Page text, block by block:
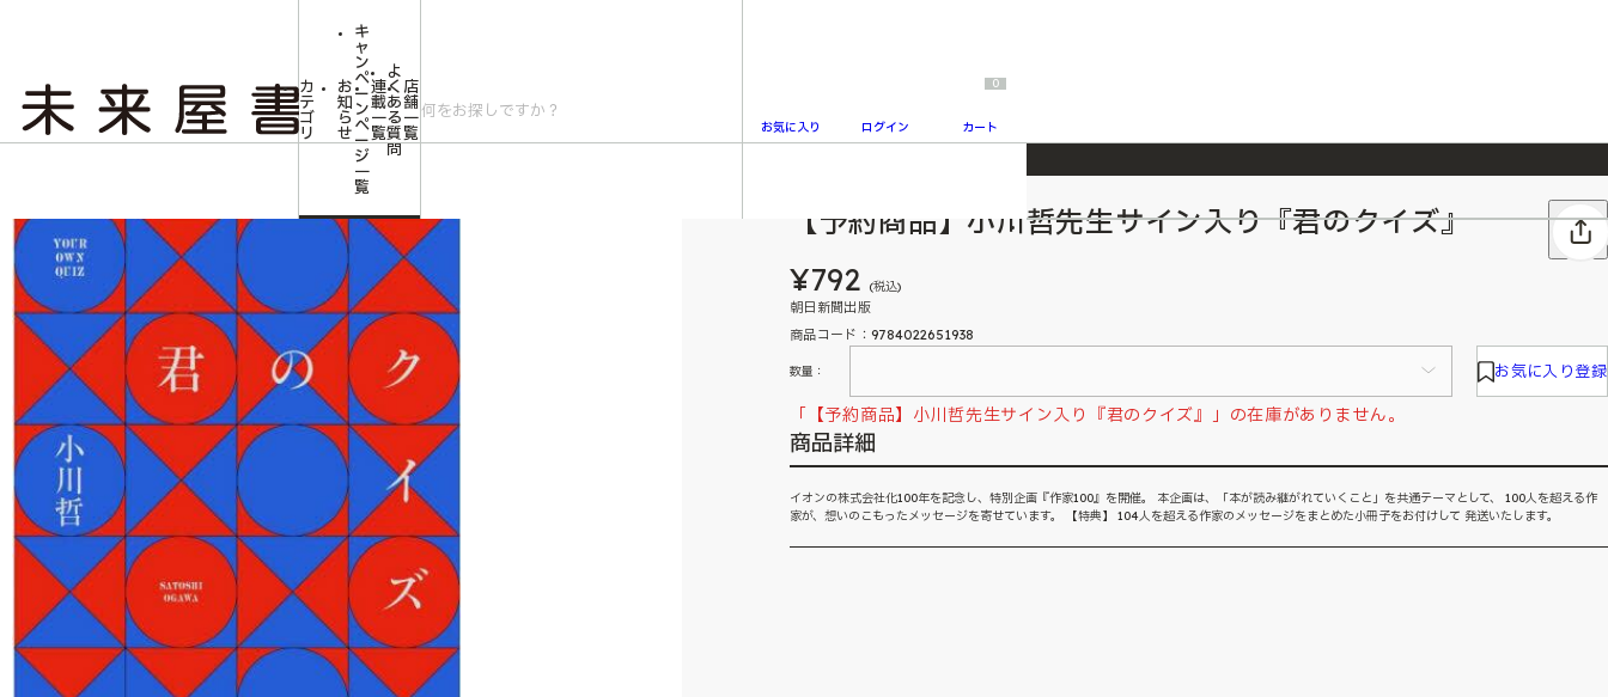
2026/7/23 『ONE PIECE magazine 021 ONE PIECEカード付き同梱版』発売延期のご案内
カ
テ
ゴ
リ
お
知
ら
せ
キ
ャ
ン
ペ
ー
ン
ペ
ー
ジ
一
覧
連
載
一
覧
よ
く
あ
る
質
問
店
舗
一
覧
お気に入り ログイン
0
カート
【予約商品】小川哲先生サイン入り『君のクイズ』
【予約商品】小川哲先生サイン入り『君のクイズ』
¥792 (税込)
朝日新聞出版
商品コード：9784022651938
数量： お気に入り登録
「【予約商品】小川哲先生サイン入り『君のクイズ』」の在庫がありません。
商品詳細
イオンの株式会社化100年を記念し、特別企画『作家100』を開催。 本企画は、「本が読み継がれていくこと」を共通テーマとして、 100人を超える作
家が、想いのこもったメッセージを寄せています。 【特典】 104人を超える作家のメッセージをまとめた小冊子をお付けして 発送いたします。